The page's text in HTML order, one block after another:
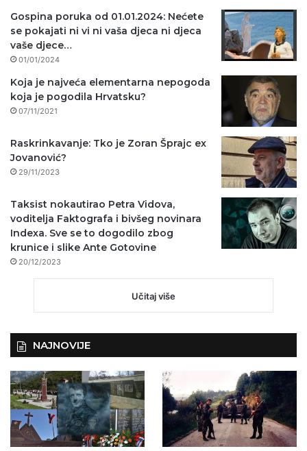
Gospina poruka od 01.01.2024: Nećete
se pokajati ni vi ni vaša djeca ni djeca
vaše djece…
01/01/2024
Koja je najveća elementarna nepogoda
koja je pogodila Hrvatsku?
07/11/2021
Raskrinkavanje: Tko je Zoran Šprajc ex
Jovanović?
29/11/2023
Taksist nokautirao Petra Vidova,
voditelja Faktografa i bivšeg novinara
Indexa. Sve se to dogodilo zbog
krunice i slike Ante Gotovine
20/12/2023
Učitaj više
NAJNOVIJE